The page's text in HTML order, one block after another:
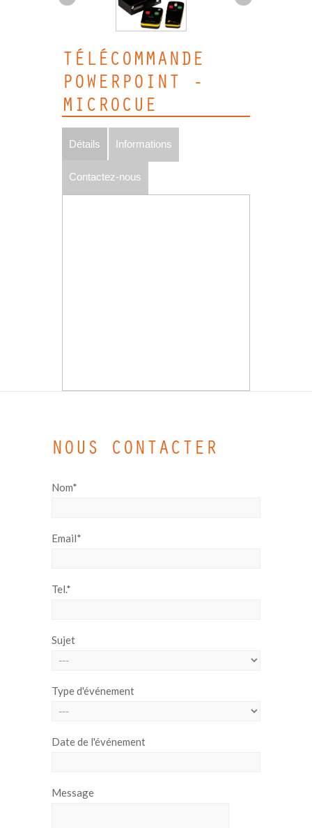
TÉLÉCOMMANDE
POWERPOINT -
MICROCUE
Détails Informations
Contactez-nous
NOUS CONTACTER
Nom*
Email*
Tel.*
Sujet
Type d'événement
Date de l'événement
Message